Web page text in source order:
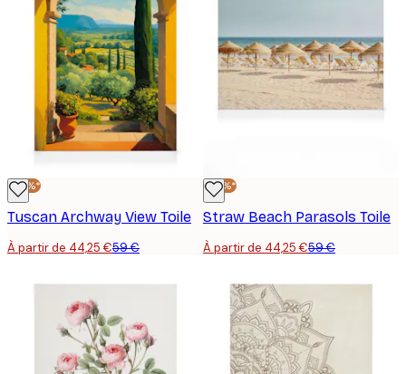
-25%*
Tuscan Archway View Toile
À partir de 44,25 €59 €
-25%*
Straw Beach Parasols Toile
À partir de 44,25 €59 €